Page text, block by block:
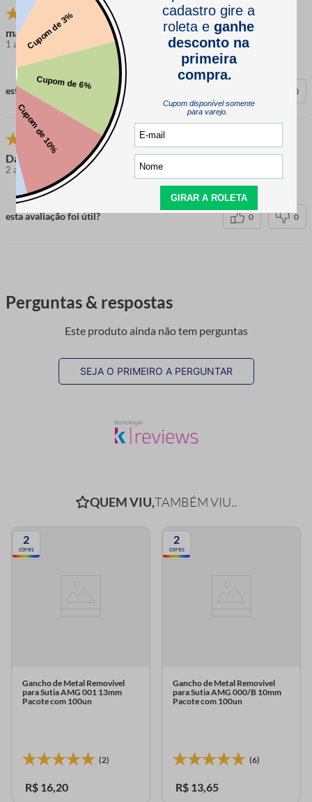
martina
1 ano atrás comprador verificado
esta avaliação foi útil? 0
Daniele
2 anos atrás comprador verificado
esta avaliação foi útil? 0 0
Perguntas & respostas
Este produto ainda não tem perguntas
SEJA O PRIMEIRO A PERGUNTAR
QUEM VIU,TAMBÉM VIU..
2
cores
Gancho de Metal Removivel
para Sutia AMG 001 13mm
Pacote com 100un
(2)
R$ 16,20
2
cores
Gancho de Metal Removivel
para Sutia AMG 000/B 10mm
Pacote com 100un
(6)
R$ 13,65